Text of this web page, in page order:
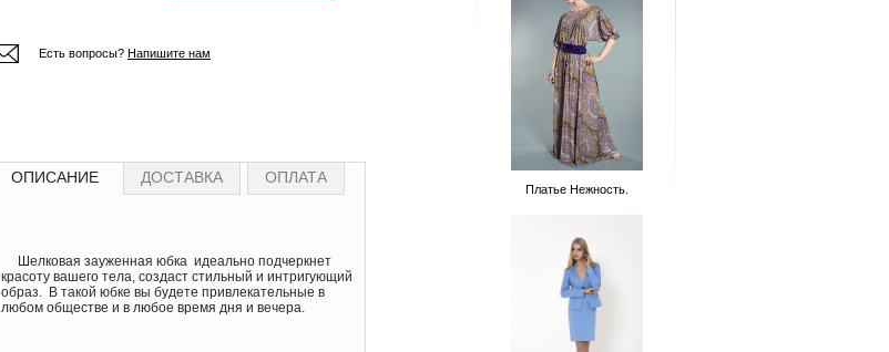
Платье Нежность.
Есть вопросы? Напишите нам
ОПИСАНИЕ ДОСТАВКА ОПЛАТА
Шелковая зауженная юбка идеально подчеркнет
красоту вашего тела, создаст стильный и интригующий
образ. В такой юбке вы будете привлекательные в
любом обществе и в любое время дня и вечера.